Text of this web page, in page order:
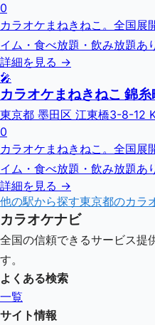
0
カラオケまねきねこ。全国展
イム・食べ放題・飲み放題あ
詳細を見る →
🎤
カラオケまねきねこ 錦
東京都 墨田区 江東橋3-8-12
0
カラオケまねきねこ。全国展
イム・食べ放題・飲み放題あ
詳細を見る →
他の駅から探す東京都のカラ
カラオケナビ
全国の信頼できるサービス提
す。
よくある検索
一覧
サイト情報